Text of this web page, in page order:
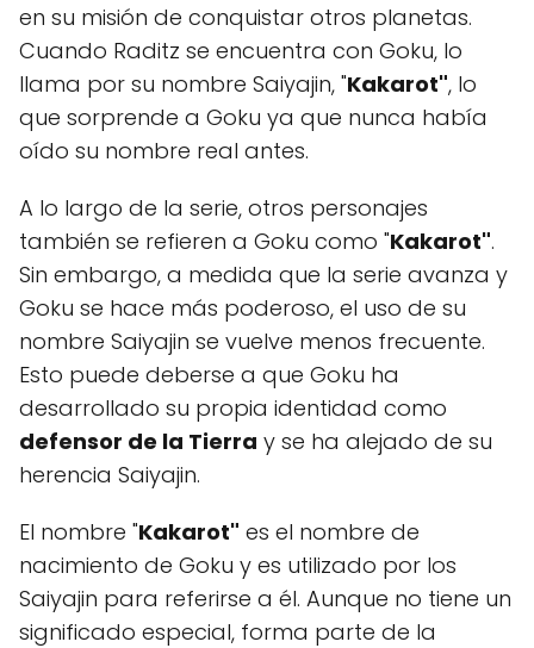
en su misión de conquistar otros planetas.
Cuando Raditz se encuentra con Goku, lo
llama por su nombre Saiyajin, "Kakarot", lo
que sorprende a Goku ya que nunca había
oído su nombre real antes.
A lo largo de la serie, otros personajes
también se refieren a Goku como "Kakarot".
Sin embargo, a medida que la serie avanza y
Goku se hace más poderoso, el uso de su
nombre Saiyajin se vuelve menos frecuente.
Esto puede deberse a que Goku ha
desarrollado su propia identidad como
defensor de la Tierra y se ha alejado de su
herencia Saiyajin.
El nombre "Kakarot" es el nombre de
nacimiento de Goku y es utilizado por los
Saiyajin para referirse a él. Aunque no tiene un
significado especial, forma parte de la